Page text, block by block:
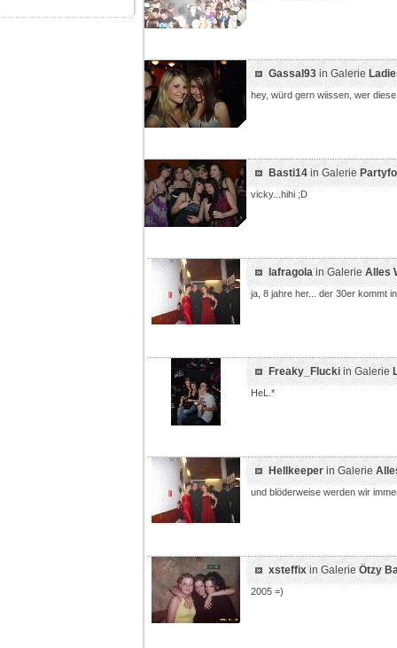
Gassal93in Galerie
hey, würd gern wiissen, wer
Basti14in Galerie
vicky...hihi ;D
lafragolain GalerieAlles
ja, 8 jahre her... der 30er kommt
Freaky_Fluckiin Galerie
HeL.*
Hellkeeperin Galerie
und blöderweise werden wir
xsteffixin GalerieÖtzy
2005 =)